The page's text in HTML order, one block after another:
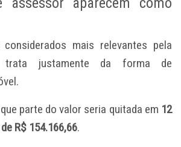
mais relevantes pela
trata justamente da forma de
parte do valor seria quitada em 12
R$ 154.166,66.